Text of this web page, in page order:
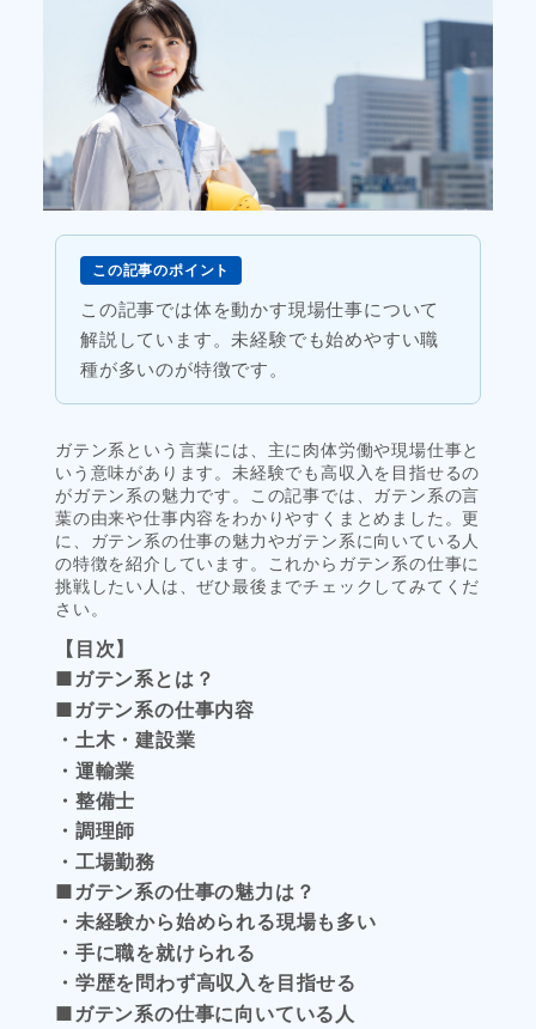
この記事のポイント
この記事では体を動かす現場仕事について
解説しています。未経験でも始めやすい職
種が多いのが特徴です。
ガテン系という言葉には、主に肉体労働や現場仕事と
いう意味があります。未経験でも高収入を目指せるの
がガテン系の魅力です。この記事では、ガテン系の言
葉の由来や仕事内容をわかりやすくまとめました。更
に、ガテン系の仕事の魅力やガテン系に向いている人
の特徴を紹介しています。これからガテン系の仕事に
挑戦したい人は、ぜひ最後までチェックしてみてくだ
さい。
【目次】
■ガテン系とは？
■ガテン系の仕事内容
・土木・建設業
・運輸業
・整備士
・調理師
・工場勤務
■ガテン系の仕事の魅力は？
・未経験から始められる現場も多い
・手に職を就けられる
・学歴を問わず高収入を目指せる
■ガテン系の仕事に向いている人